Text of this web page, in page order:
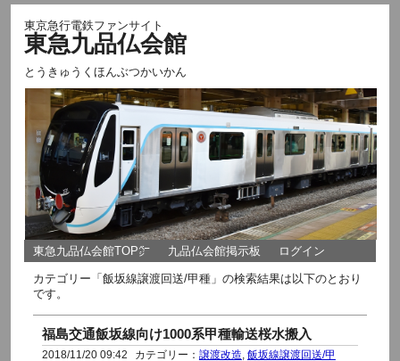
東京急行電鉄ファンサイト
東急九品仏会館
とうきゅうくほんぶつかいかん
東急九品仏会館TOP㌻ 九品仏会館掲示板 ログイン
カテゴリー「飯坂線譲渡回送/甲種」の検索結果は以下のとおり
です。
福島交通飯坂線向け1000系甲種輸送桜水搬入
2018/11/20 09:42 カテゴリー： 譲渡改造 飯坂線譲渡回送/甲